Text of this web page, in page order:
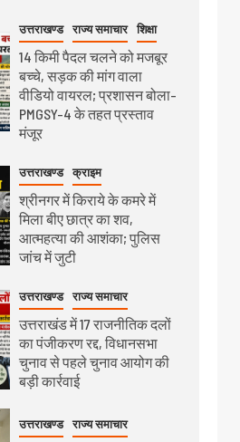
उत्तराखण्ड राज्य समाचार शिक्षा
14 किमी पैदल चलने को मजबूर
बच्चे, सड़क की मांग वाला
वीडियो वायरल; प्रशासन बोला-
PMGSY-4 के तहत प्रस्ताव
मंजूर
उत्तराखण्ड क्राइम
श्रीनगर में किराये के कमरे में
मिला बीए छात्र का शव,
आत्महत्या की आशंका; पुलिस
जांच में जुटी
उत्तराखण्ड राज्य समाचार
उत्तराखंड में 17 राजनीतिक दलों
का पंजीकरण रद्द, विधानसभा
चुनाव से पहले चुनाव आयोग की
बड़ी कार्रवाई
उत्तराखण्ड राज्य समाचार